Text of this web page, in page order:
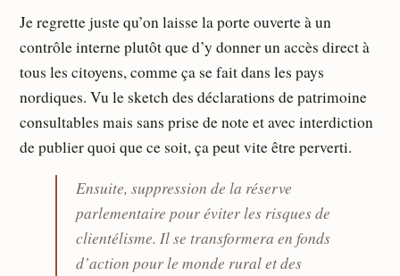
Je regrette juste qu’on laisse la porte ouverte à un
contrôle interne plutôt que d’y donner un accès direct à
tous les citoyens, comme ça se fait dans les pays
nordiques. Vu le sketch des déclarations de patrimoine
consultables mais sans prise de note et avec interdiction
de publier quoi que ce soit, ça peut vite être perverti.
Ensuite, suppression de la réserve
parlementaire pour éviter les risques de
clientélisme. Il se transformera en fonds
d’action pour le monde rural et des